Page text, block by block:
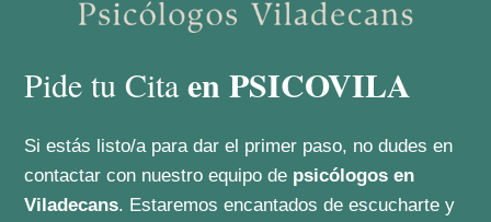
Pide tu Citaen PSICOVILA
Si estás listo/a para dar el primer paso, no dudes en
contactar con nuestro equipo de psicólogos en
Viladecans. Estaremos encantados de escucharte y